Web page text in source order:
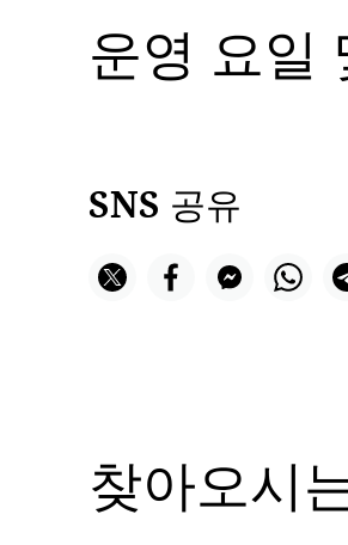
운영 요일
SNS 공유
찾아오시